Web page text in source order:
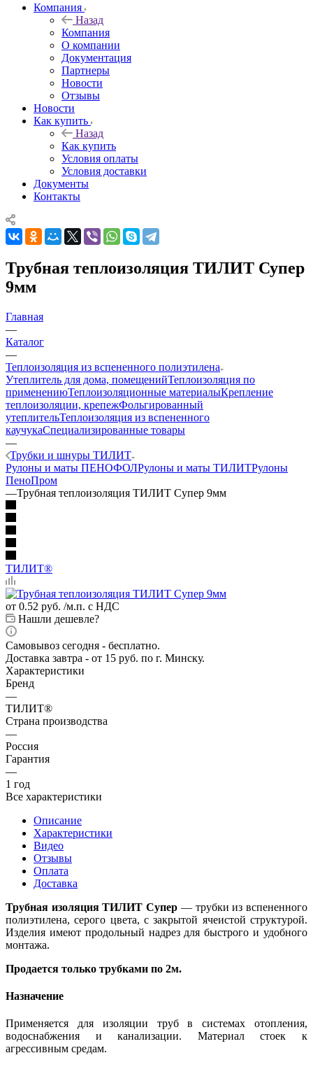
Компания
Назад
Компания
О компании
Документация
Партнеры
Новости
Отзывы
Новости
Как купить
Назад
Как купить
Условия оплаты
Условия доставки
Документы
Контакты
Трубная теплоизоляция ТИЛИТ Супер
9мм
Главная
—
Каталог
—
Теплоизоляция из вспененного полиэтилена
Утеплитель для дома, помещенийТеплоизоляция по
применениюТеплоизоляционные материалыКрепление
теплоизоляции, крепежФольгированный
утеплительТеплоизоляция из вспененного
каучукаСпециализированные товары
—
Трубки и шнуры ТИЛИТ
Рулоны и маты ПЕНОФОЛРулоны и маты ТИЛИТРулоны
ПеноПром
—Трубная теплоизоляция ТИЛИТ Супер 9мм
ТИЛИТ®
от 0.52 руб. /м.п. с НДС
Нашли дешевле?
Самовывоз сегодня - бесплатно.
Доставка завтра - от 15 руб. по г. Минску.
Характеристики
Бренд
—
ТИЛИТ®
Страна производства
—
Россия
Гарантия
—
1 год
Все характеристики
Описание
Характеристики
Видео
Отзывы
Оплата
Доставка
Трубная изоляция ТИЛИТ Супер — трубки из вспененного
полиэтилена, серого цвета, с закрытой ячеистой структурой.
Изделия имеют продольный надрез для быстрого и удобного
монтажа.
Продается только трубками по 2м.
Назначение
Применяется для изоляции труб в системах отопления,
водоснабжения и канализации. Материал стоек к
агрессивным средам.